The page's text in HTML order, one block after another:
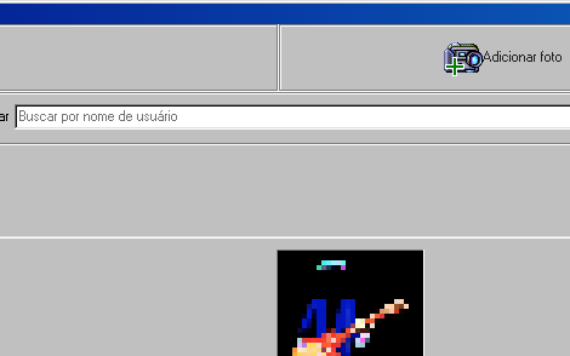
Adicionar foto